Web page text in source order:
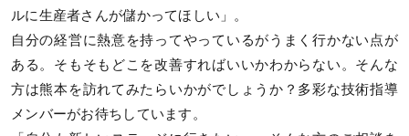
ルに生産者さんが儲かってほしい」。
自分の経営に熱意を持ってやっているがうまく行かない点が
ある。そもそもどこを改善すればいいかわからない。そんな
方は熊本を訪れてみたらいかがでしょうか？多彩な技術指導
メンバーがお待ちしています。